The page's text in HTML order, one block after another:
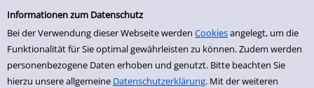
Informationen zum Datenschutz
Bei der Verwendung dieser Webseite werden Cookiesangelegt, um die
Funktionalität für Sie optimal gewährleisten zu können. Zudem werden
personenbezogene Daten erhoben und genutzt. Bitte beachten Sie
hierzu unsere allgemeine Datenschutzerklärung. Mit der weiteren
zur Navigation springen
zum Inhalt springen
Zur Detailanzeige springen